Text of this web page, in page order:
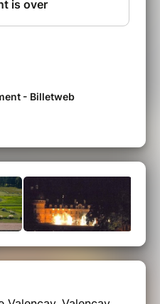
avec son cadre
de fond à ce conte
au château ...
et figurants bénévoles
sur réservation